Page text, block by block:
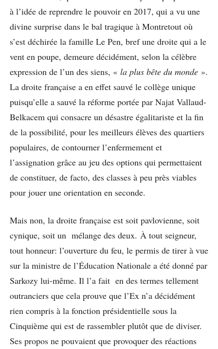
à l’idée de reprendre le pouvoir en 2017, qui a vu une
divine surprise dans le bal tragique à Montretout où
s’est déchirée la famille Le Pen, bref une droite qui a le
vent en poupe, demeure décidément, selon la célèbre
expression de l’un des siens, « la plus bête du monde ».
La droite française a en effet sauvé le collège unique
puisqu’elle a sauvé la réforme portée par Najat Vallaud-
Belkacem qui consacre un désastre égalitariste et la fin
de la possibilité, pour les meilleurs élèves des quartiers
populaires, de contourner l’enfermement et
l’assignation grâce au jeu des options qui permettaient
de constituer, de facto, des classes à peu près viables
pour jouer une orientation en seconde.
Mais non, la droite française est soit pavlovienne, soit
cynique, soit un mélange des deux. À tout seigneur,
tout honneur: l’ouverture du feu, le permis de tirer à vue
sur la ministre de l’Éducation Nationale a été donné par
Sarkozy lui-même. Il l’a fait en des termes tellement
outranciers que cela prouve que l’Ex n’a décidément
rien compris à la fonction présidentielle sous la
Cinquième qui est de rassembler plutôt que de diviser.
Ses propos ne pouvaient que provoquer des réactions